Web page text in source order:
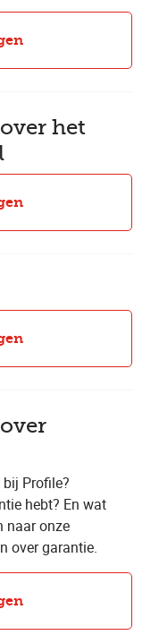
het
Profile?
hebt? En wat
naar onze
over garantie.